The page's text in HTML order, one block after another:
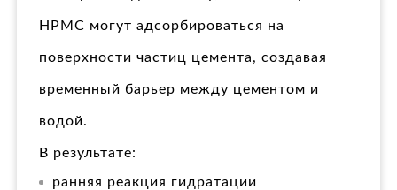
HPMC могут адсорбироваться на
поверхности частиц цемента, создавая
временный барьер между цементом и
водой.
В результате:
ранняя реакция гидратации